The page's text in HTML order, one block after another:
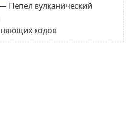
Пепел вулканический
кодов